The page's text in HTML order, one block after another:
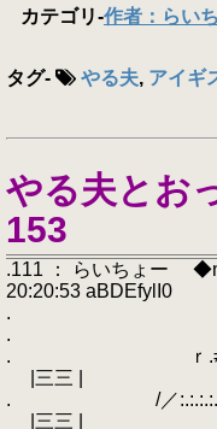
カテゴリ-作者：らい
タグ- やる夫, アイギ
やる夫とお
153
.111 ： らいちょー
20:20:53 aBDEfylI0
.
.
. ｒ
|三三 |
. /／
|三三 |